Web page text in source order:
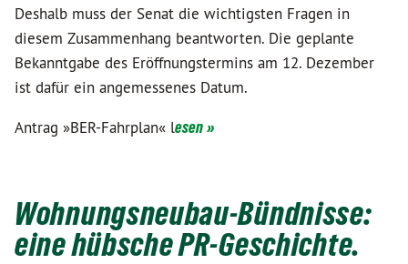
Deshalb muss der Senat die wichtigsten Fragen in
diesem Zusammenhang beantworten. Die geplante
Bekanntgabe des Eröffnungstermins am 12. Dezember
ist dafür ein angemessenes Datum.
Antrag »BER-Fahrplan« lesen »
Wohnungsneubau-Bündnisse:
eine hübsche PR-Geschichte.